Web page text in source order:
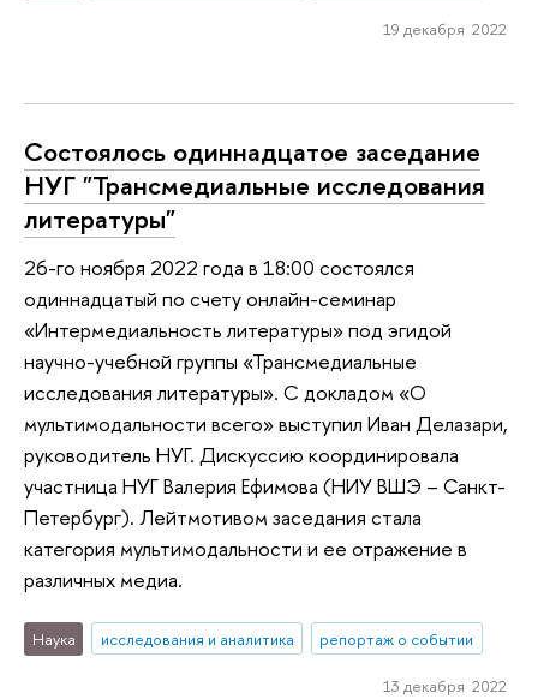
19 декабря 2022
Состоялось одиннадцатое заседание
НУГ "Трансмедиальные исследования
литературы"
26-го ноября 2022 года в 18:00 состоялся
одиннадцатый по счету онлайн-семинар
«Интермедиальность литературы» под эгидой
научно-учебной группы «Трансмедиальные
исследования литературы». С докладом «О
мультимодальности всего» выступил Иван Делазари,
руководитель НУГ. Дискуссию координировала
участница НУГ Валерия Ефимова (НИУ ВШЭ – Санкт-
Петербург). Лейтмотивом заседания стала
категория мультимодальности и ее отражение в
различных медиа.
Наука исследования и аналитика репортаж о событии
13 декабря 2022